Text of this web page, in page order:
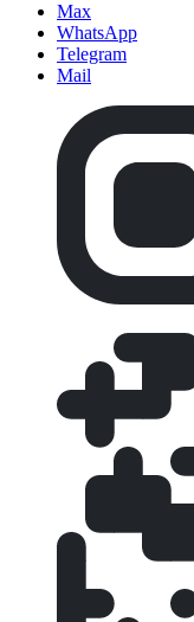
Max
WhatsApp
Telegram
Mail